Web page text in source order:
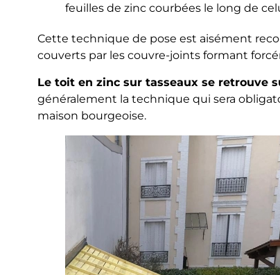
feuilles de zinc courbées le long de
Cette technique de pose est aisément
couverts par les couvre-joints formant
Le toit en zinc sur tasseaux se retrouve
généralement la technique qui sera
maison bourgeoise.